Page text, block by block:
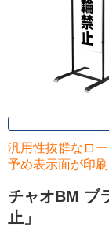
汎用性抜群なロ
予め表示面が印
チャオBM ブ
止」